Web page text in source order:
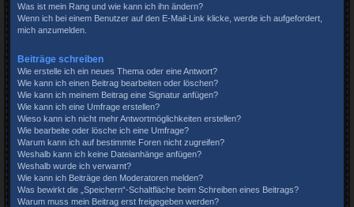
Was ist mein Rang und wie kann ich ihn ändern?
Wenn ich bei einem Benutzer auf den E-Mail-Link klicke, werde ich aufgefordert,
mich anzumelden.
Beiträge schreiben
Wie erstelle ich ein neues Thema oder eine Antwort?
Wie kann ich einen Beitrag bearbeiten oder löschen?
Wie kann ich meinem Beitrag eine Signatur anfügen?
Wie kann ich eine Umfrage erstellen?
Wieso kann ich nicht mehr Antwortmöglichkeiten erstellen?
Wie bearbeite oder lösche ich eine Umfrage?
Warum kann ich auf bestimmte Foren nicht zugreifen?
Weshalb kann ich keine Dateianhänge anfügen?
Weshalb wurde ich verwarnt?
Wie kann ich Beiträge den Moderatoren melden?
Was bewirkt die „Speichern“-Schaltfläche beim Schreiben eines Beitrags?
Warum muss mein Beitrag erst freigegeben werden?